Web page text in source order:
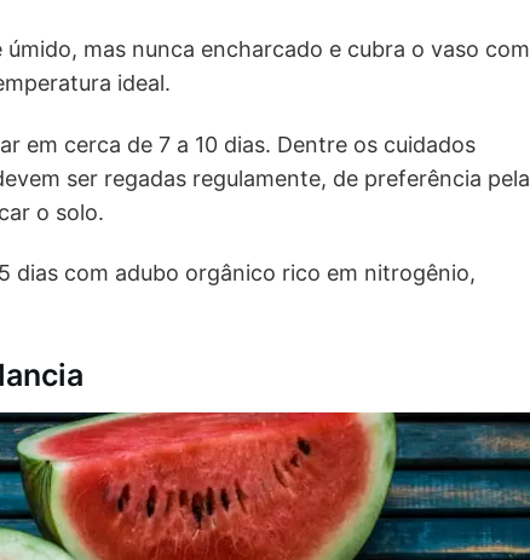
mas nunca encharcado e cubra o vaso com
ideal.
em cerca de 7 a 10 dias. Dentre os cuidados
ser regadas regulamente, de preferência pela
o solo.
dias com adubo orgânico rico em nitrogênio,